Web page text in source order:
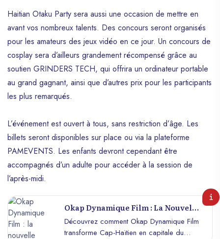
Haitian Otaku Party sera aussi une occasion de mettre en
avant vos nombreux talents. Des concours seront organisés
pour les amateurs des jeux vidéo en ce jour. Un concours de
cosplay sera d’ailleurs grandement récompensé grâce au
soutien GRINDERS TECH, qui offrira un ordinateur portable
au grand gagnant, ainsi que d’autres prix pour les participants
les plus remarqués.
L’événement est ouvert à tous, sans restriction d’âge. Les
billets seront disponibles sur place ou via la plateforme
PAMEVENTS. Les enfants devront cependant être
accompagnés d’un adulte pour accéder à la session de
l’après-midi.
Okap Dynamique Film : La Nouvelle
Génération Qui Redéfinit Le
Cinéma Haïtien
Découvrez comment Okap Dynamique Film
transforme Cap-Haïtien en capitale du